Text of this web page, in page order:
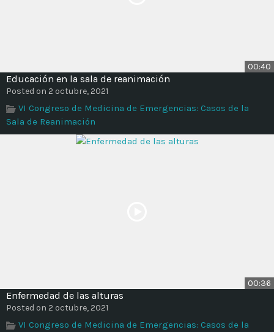
00:40
Educación en la sala de reanimación
Posted on 2 octubre, 2021
VI Congreso de Medicina de Emergencias: Casos de la
Sala de Reanimación
00:36
Enfermedad de las alturas
Posted on 2 octubre, 2021
VI Congreso de Medicina de Emergencias: Casos de la